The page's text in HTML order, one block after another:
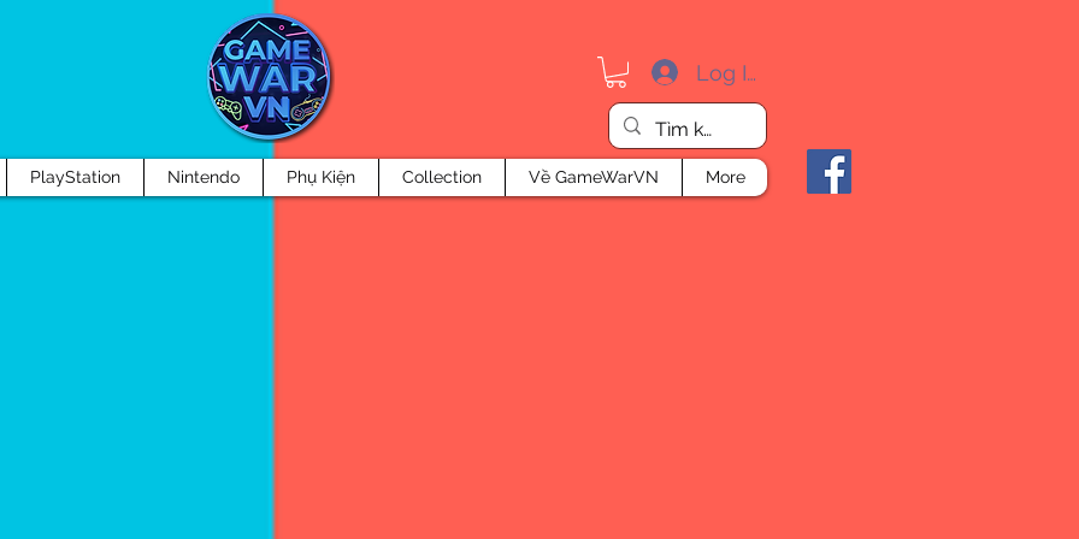
Log In
PlayStation Nintendo Phụ Kiện Collection Về GameWarVN More